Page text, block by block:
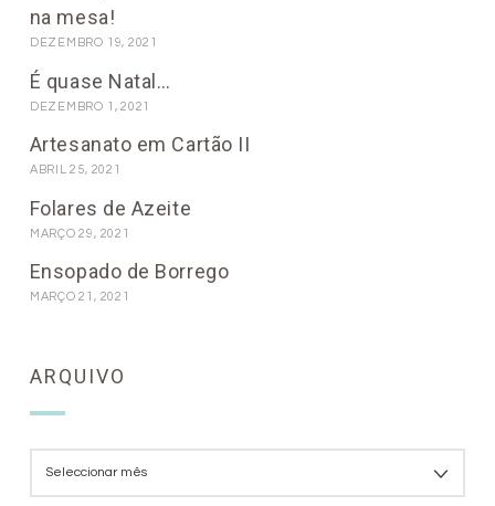
na mesa!
DEZEMBRO 19, 2021
É quase Natal…
DEZEMBRO 1, 2021
Artesanato em Cartão II
ABRIL 25, 2021
Folares de Azeite
MARÇO 29, 2021
Ensopado de Borrego
MARÇO 21, 2021
ARQUIVO